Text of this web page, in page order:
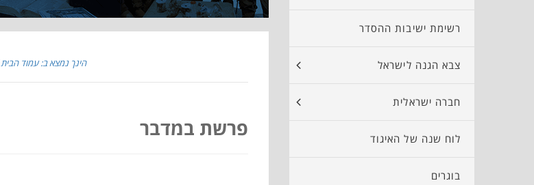
רשימת ישיבות ההסדר
צבא הגנה לישראל
חברה ישראלית
לוח שנה של האיגוד
בוגרים
הינך נמצא ב: עמוד הבית
פרשת במדבר